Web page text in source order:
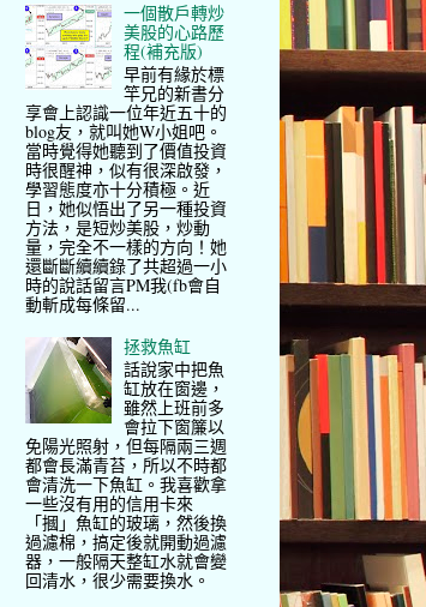
一個散戶轉炒
美股的心路歷
程(補充版)
早前有緣於標
竿兄的新書分
享會上認識一位年近五十的
blog友，就叫她W小姐吧。
當時覺得她聽到了價值投資
時很醒神，似有很深啟發，
學習態度亦十分積極。近
日，她似悟出了另一種投資
方法，是短炒美股，炒動
量，完全不一樣的方向！她
還斷斷續續錄了共超過一小
時的說話留言PM我(fb會自
動斬成每條留...
拯救魚缸
話說家中把魚
缸放在窗邊，
雖然上班前多
會拉下窗簾以
免陽光照射，但每隔兩三週
都會長滿青苔，所以不時都
會清洗一下魚缸。我喜歡拿
一些沒有用的信用卡來
「摑」魚缸的玻璃，然後換
過濾棉，搞定後就開動過濾
器，一般隔天整缸水就會變
回清水，很少需要換水。